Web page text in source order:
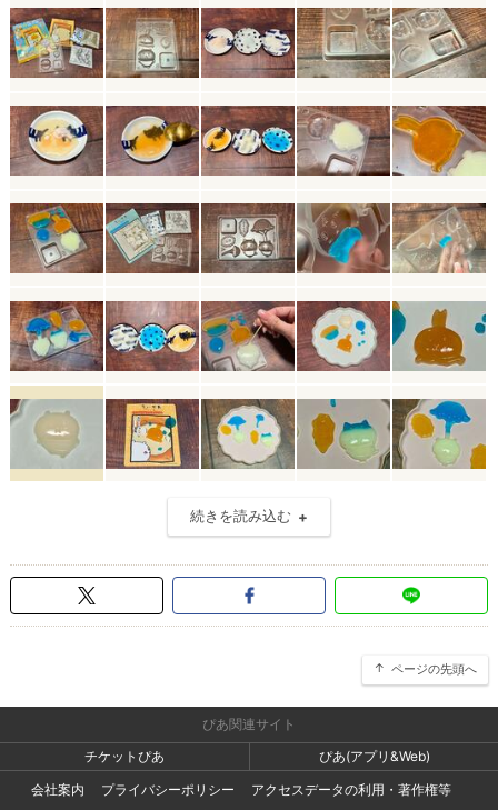
続きを読み込む
ページの先頭へ
ぴあ関連サイト
チケットぴあ
ぴあ(アプリ&Web)
会社案内
プライバシーポリシー
アクセスデータの利用・著作権等